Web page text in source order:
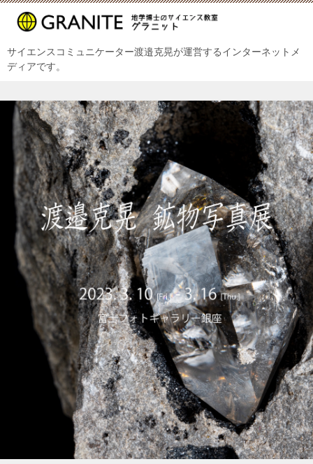
サイエンスコミュニケーター渡邉克晃が運営するインターネットメ
ディアです。